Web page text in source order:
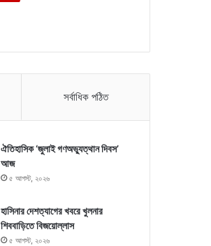
সর্বাধিক পঠিত
ঐতিহাসিক ‘জুলাই গণঅভ্যুত্থান দিবস’
আজ
৫ আগস্ট, ২০২৬
হাসিনার দেশত্যাগের খবরে খুলনার
শিববাড়িতে বিজয়োল্লাস
৫ আগস্ট, ২০২৬